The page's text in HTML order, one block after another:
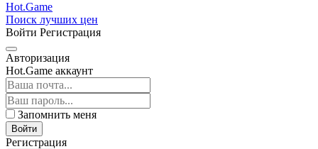
Hot.Game
Поиск лучших цен
Войти Регистрация
Авторизация
Hot.Game аккаунт
Запомнить меня
Войти
Регистрация